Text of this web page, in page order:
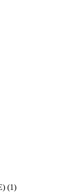
(1)